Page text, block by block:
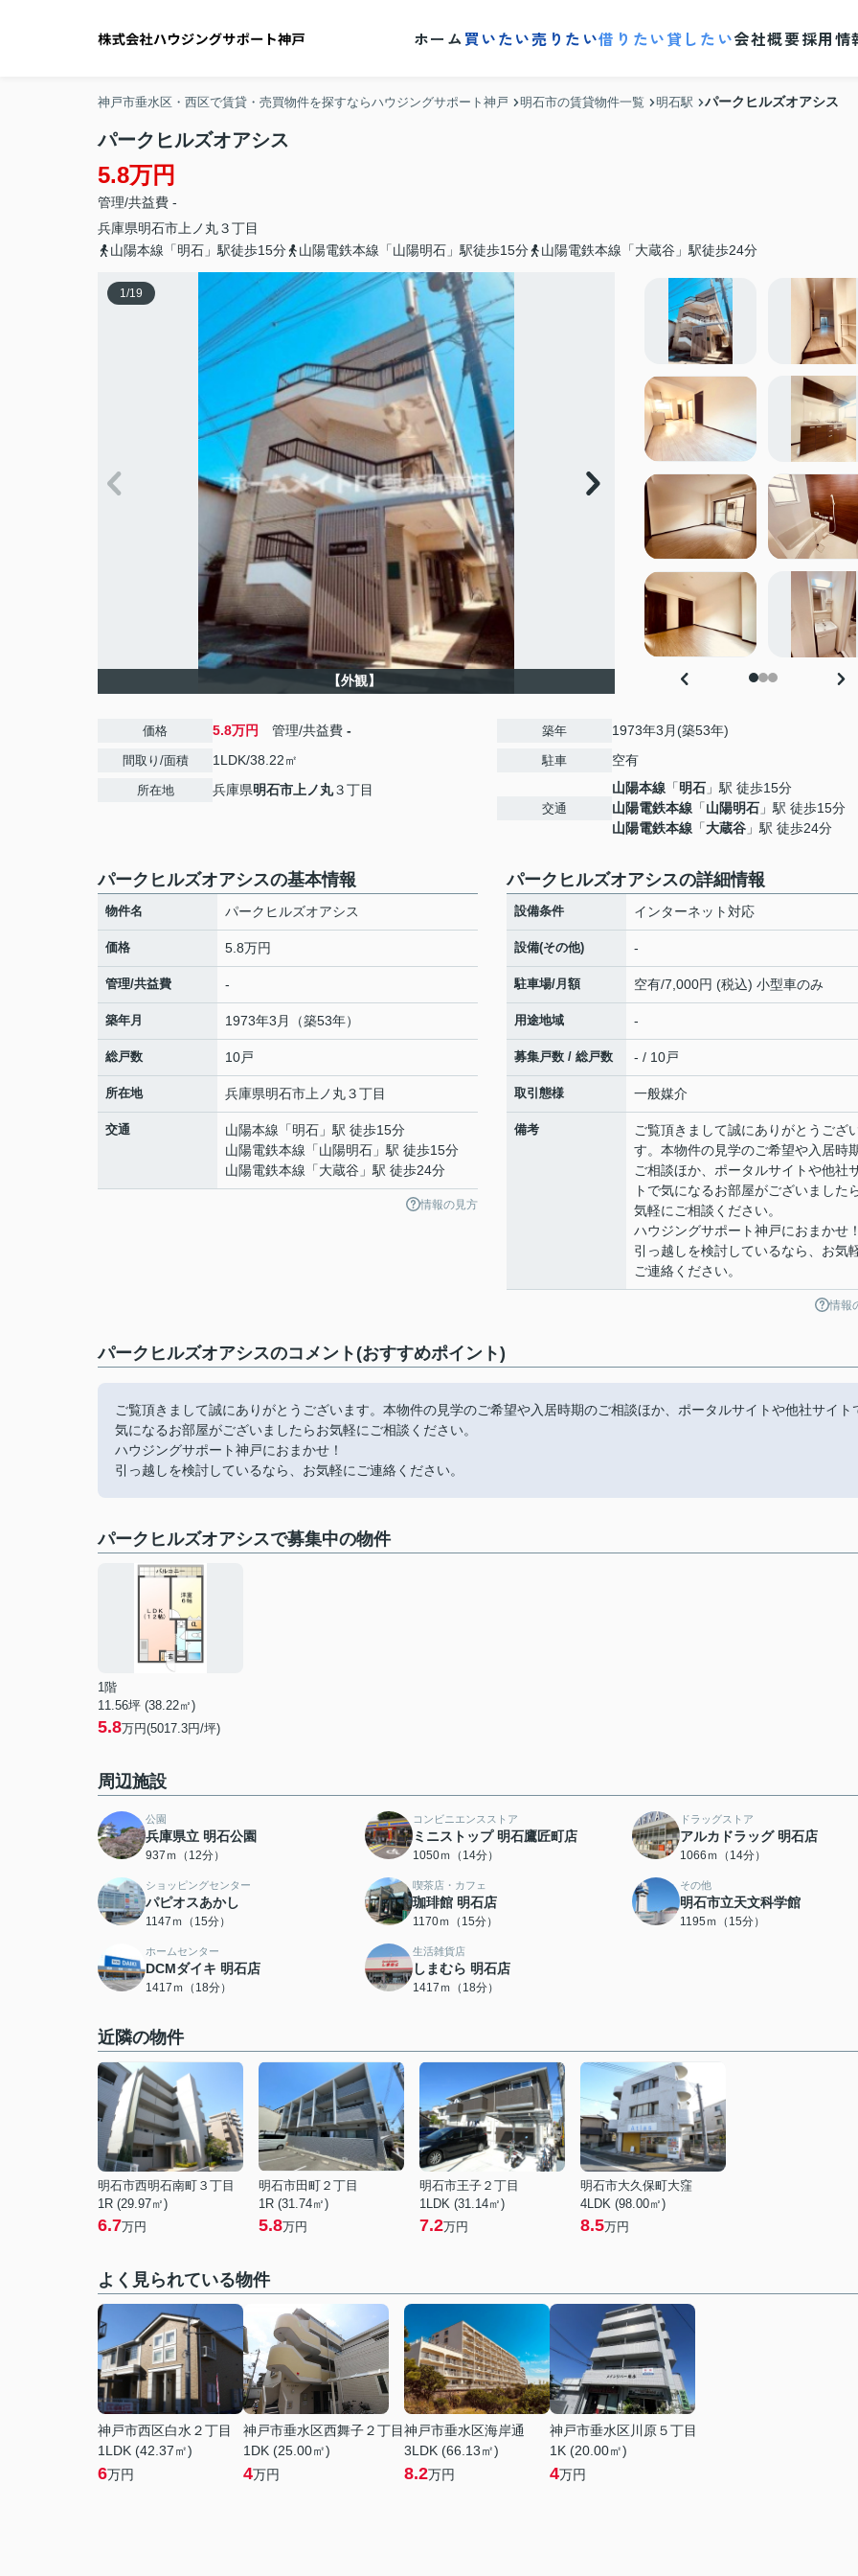
ホーム買いたい売りたい借りたい貸したい会社概要採用情
神戸市垂水区・西区で賃貸・売買物件を探すならハウジングサポート神戸 明石市の賃貸物件一覧 明石駅 パークヒルズオアシス
パークヒルズオアシス
5.8万円
管理/共益費 -
兵庫県明石市 上ノ丸３丁目
山陽本線「明石」駅徒歩15分
山陽電鉄本線「山陽明石」駅徒歩15分 山陽電鉄本線「大蔵谷」駅徒歩24分
1/19
【外観】
価格 5.8万円 管理/共益費 -
間取り/面積 1LDK/38.22㎡
所在地 兵庫県明石市 上ノ丸３丁目
築年 1973年3月(築53年)
駐車 空有
交通
山陽本線 「明石 」駅 徒歩15分
山陽電鉄本線 「山陽明石 」駅 徒歩15分
山陽電鉄本線 「大蔵谷 」駅 徒歩24分
パークヒルズオアシスの基本情報
物件名 パークヒルズオアシス
価格 5.8万円
管理/共益費 -
築年月 1973年3月（築53年）
総戸数 10戸
所在地 兵庫県明石市 上ノ丸３丁目
交通 山陽本線 「明石 」駅 徒歩15分
山陽電鉄本線 「山陽明石 」駅 徒歩15分
山陽電鉄本線 「大蔵谷 」駅 徒歩24分
情報の見方
パークヒルズオアシスの詳細情報
設備条件 インターネット対応
設備(その他) -
駐車場/月額 空有/7,000円 (税込) 小型車のみ
用途地域 -
募集戸数 / 総戸数 - / 10戸
取引態様 一般媒介
備考
ご覧頂きまして誠にありがとうござ
す。本物件の見学のご希望や入居時
ご相談ほか、ポータルサイトや他社
トで気になるお部屋がございました
気軽にご相談ください。
ハウジングサポート神戸におまかせ！
引っ越しを検討しているなら、お気
ご連絡ください。
情報
パークヒルズオアシスのコメント(おすすめポイント)
ご覧頂きまして誠にありがとうございます。本物件の見学のご希望や入居時期のご相談ほか、ポータルサイトや他社サイト
気になるお部屋がございましたらお気軽にご相談ください。
ハウジングサポート神戸におまかせ！
引っ越しを検討しているなら、お気軽にご連絡ください。
パークヒルズオアシスで募集中の物件
1階
11.56坪 (38.22㎡)
5.8万円(5017.3円/坪)
周辺施設
公園
兵庫県立 明石公園
937ｍ（12分）
コンビニエンスストア
ミニストップ 明石鷹匠町店
1050ｍ（14分）
ドラッグストア
アルカドラッグ 明石店
1066ｍ（14分）
ショッピングセンター
パピオスあかし
1147ｍ（15分）
喫茶店・カフェ
珈琲館 明石店
1170ｍ（15分）
その他
明石市立天文科学館
1195ｍ（15分）
ホームセンター
DCMダイキ 明石店
1417ｍ（18分）
生活雑貨店
しまむら 明石店
1417ｍ（18分）
近隣の物件
明石市西明石南町３丁目
1R (29.97㎡)
6.7万円
明石市田町２丁目
1R (31.74㎡)
5.8万円
明石市王子２丁目
1LDK (31.14㎡)
7.2万円
明石市大久保町大窪
4LDK (98.00㎡)
8.5万円
よく見られている物件
神戸市西区白水２丁目
1LDK (42.37㎡)
6万円
神戸市垂水区西舞子２丁目
1DK (25.00㎡)
4万円
神戸市垂水区海岸通
3LDK (66.13㎡)
8.2万円
神戸市垂水区川原５丁目
1K (20.00㎡)
4万円